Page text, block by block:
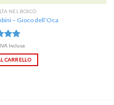
NEL BOSCO
– Gioco dell’Oca
5
IVA Inclusa
CARRELLO